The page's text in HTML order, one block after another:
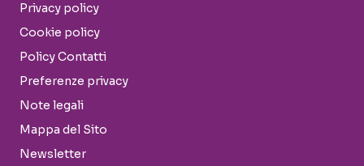
Privacy policy
Cookie policy
Policy Contatti
Preferenze privacy
Note legali
Mappa del Sito
Newsletter